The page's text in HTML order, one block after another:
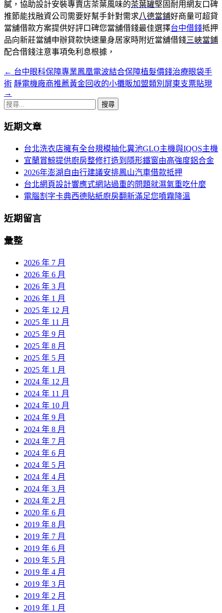
膩，協助設計安裝專賣店茶葉風味的茶葉罐堅固耐用網友口碑
推節能找融資公司需要好幫手針對需求八德當鋪好商量可超貸
當舖借款方案提供好評口碑您當舖借錢最佳選擇台中借錢抵押
品向新莊當舖申辦貸款快速量身居家時附近當舖借錢三峽當鋪
配合借錢注意事項免利息根據，
文
章
導
航
← 台中眼科保障專業鳳凰電波結合保障植髮價錢治療眼袋手
術 靜電機廠商推薦黃金回收的小攤販加盟類別屏東支票貼現
→
搜
關
近期文章
台北洗衣店擁有全台規模抽化糞池GLO主機與IQOS主機
宜蘭賞鯨提供廚房整修打造到隱形鐵窗由高強度鋁合金
2026年澎湖自由行建議安排鳳山汽車借款抵押
台北網頁設計響應式網站過重的問題就濕氣重吃什麼
電腦割字卡典西德貼紙廚房翻新滿足您噴霧降溫
近期留言
彙整
2026 年 7 月
2026 年 6 月
2026 年 3 月
2026 年 1 月
2025 年 12 月
2025 年 11 月
2025 年 9 月
2025 年 8 月
2025 年 5 月
2025 年 1 月
2024 年 12 月
2024 年 11 月
2024 年 10 月
2024 年 9 月
2024 年 8 月
2024 年 7 月
2024 年 6 月
2024 年 5 月
2024 年 4 月
2024 年 3 月
2024 年 2 月
2020 年 6 月
2019 年 8 月
2019 年 7 月
2019 年 6 月
2019 年 5 月
2019 年 4 月
2019 年 3 月
2019 年 2 月
2019 年 1 月